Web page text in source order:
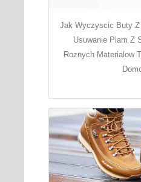
Jak Wyczyscic Buty
Usuwanie Plam Z
Roznych Materialow